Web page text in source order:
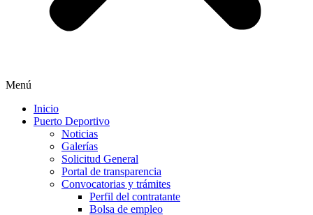
Menú
Inicio
Puerto Deportivo
Noticias
Galerías
Solicitud General
Portal de transparencia
Convocatorias y trámites
Perfil del contratante
Bolsa de empleo